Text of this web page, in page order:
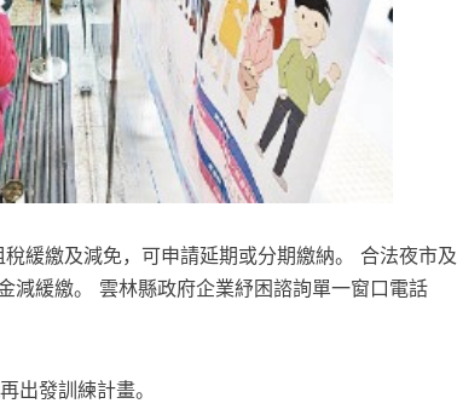
緩繳及減免，可申請延期或分期繳納。 合法夜市及
減緩繳。 雲林縣政府企業紓困諮詢單一窗口電話
出發訓練計畫。